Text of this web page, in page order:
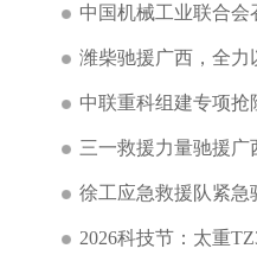
中国机械工业联合会
潍柴驰援广西，全力
中联重科组建专项
三一救援力量驰援广
徐工应急救援队紧急
2026科技节：太重